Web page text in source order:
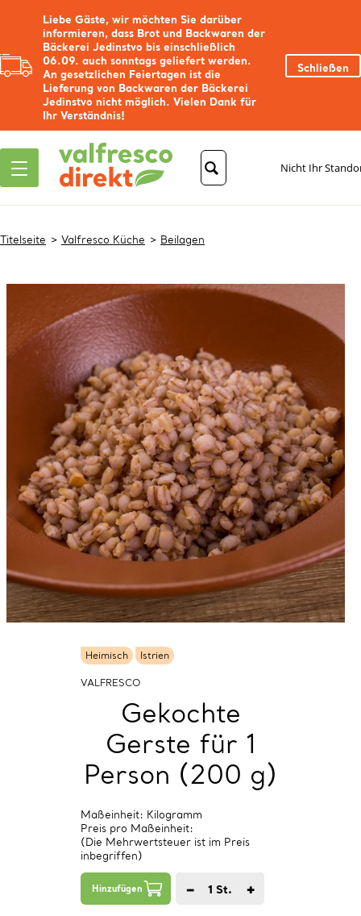
Liebe Gäste, wir möchten Sie darüber
informieren, dass Brot und Backwaren der
Bäckerei Jedinstvo bis einschließlich
06.09. auch sonntags geliefert werden.
An gesetzlichen Feiertagen ist die
Lieferung von Backwaren der Bäckerei
Jedinstvo nicht möglich. Vielen Dank für
Ihr Verständnis!
Schließen
Nicht Ihr
Titelseite Valfresco Küche Beilagen
Heimisch Istrien
VALFRESCO
Gekochte
Gerste für 1
Person (200 g)
Maßeinheit: Kilogramm
Preis pro Maßeinheit:
(Die Mehrwertsteuer ist im Preis
inbegriffen)
Hinzufügen − 1 St. +